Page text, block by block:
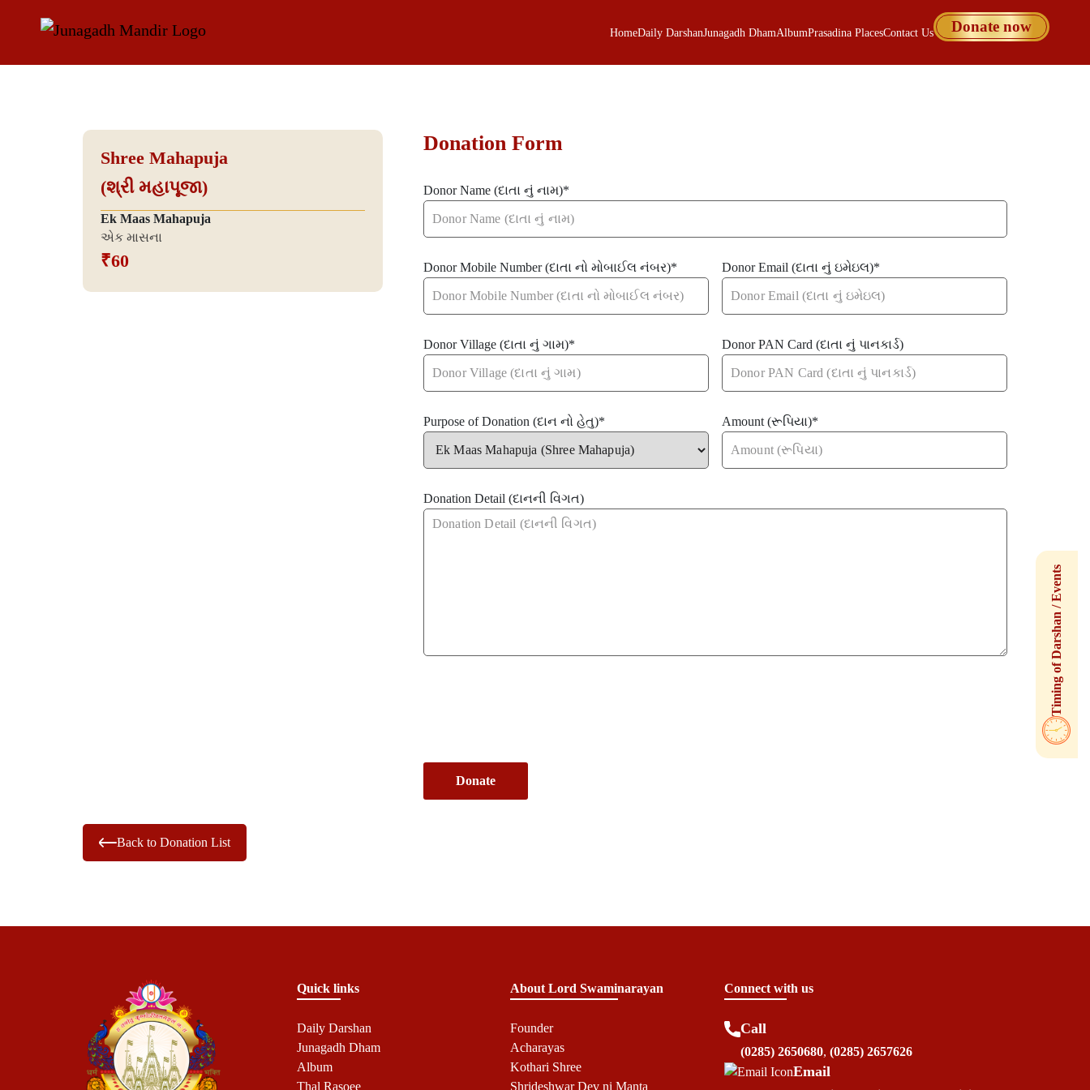
HomeDaily DarshanJunagadh DhamAlbumPrasadina PlacesContact Us Donate now
Shree Mahapuja
(શ્રી મહાપૂજા)
Ek Maas Mahapuja
એક માસના
₹60
Donation Form
Donor Name (દાતા નું નામ)*
Donor Mobile Number (દાતા નો મોબાઈલ નંબર)* Donor Email (દાતા નું ઇમેઇલ)*
Donor Village (દાતા નું ગામ)* Donor PAN Card (દાતા નું પાનકાર્ડ)
Purpose of Donation (દાન નો હેતુ)* Amount (રૂપિયા)*
Donation Detail (દાનની વિગત)
Back to Donation List
Quick links
Daily Darshan
Junagadh Dham
Album
Thal Rasoee
About Lord Swaminarayan
Founder
Acharayas
Kothari Shree
Shrideshwar Dev ni Manta
Connect with us
Call
(0285) 2650680, (0285) 2657626
Email